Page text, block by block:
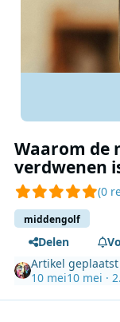
Waarom de
verdwenen
(0
middengolf
Delen
Artikel
10 mei10 mei ·